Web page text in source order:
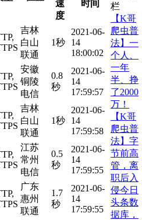
速
度
时间
吉林
白山
联通
1秒
2021-06-
14
18:00:02
安徽
铜陵
电信
0.8
秒
2021-06-
14
17:59:57
吉林
白山
联通
1秒
2021-06-
14
17:59:58
江苏
常州
电信
0.5
秒
2021-06-
14
17:59:55
广东
惠州
联通
1.7
秒
2021-06-
14
17:59:55
栏
【K哥
爬虫普
法】一
个人、
一年
半、挣
了2000
万！
【K哥
爬虫普
法】字
节前高
管，离
职后入
侵今日
头条数
据库，